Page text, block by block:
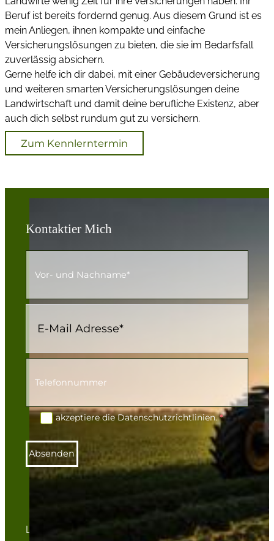
Beruf ist bereits fordernd genug. Aus diesem Grund ist es
mein Anliegen, ihnen kompakte und einfache
Versicherungslösungen zu bieten, die sie im Bedarfsfall
zuverlässig absichern.
Gerne helfe ich dir dabei, mit einer Gebäudeversicherung
und weiteren smarten Versicherungslösungen deine
Landwirtschaft und damit deine berufliche Existenz, aber
auch dich selbst rundum gut zu versichern.
Zum Kennlerntermin
LEISTUNGEN
Kontaktier Mich
Ich akzeptiere dieDatenschutzrichtlinien. *
Absenden